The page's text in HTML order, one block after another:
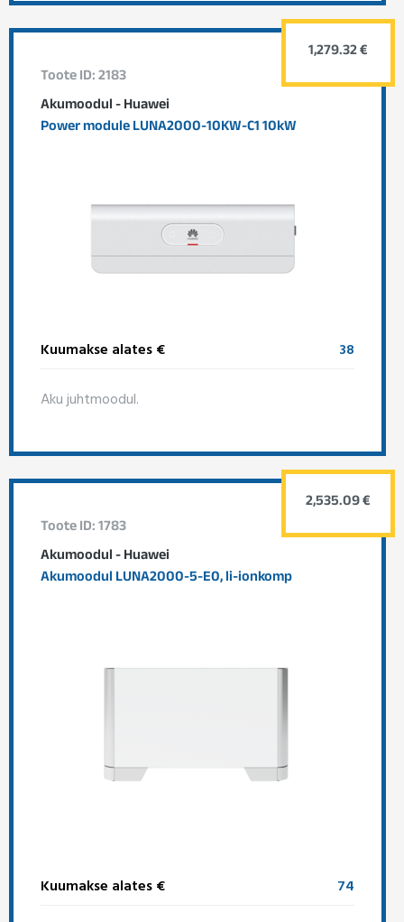
Toote ID: 2183
Akumoodul - Huawei
Power module LUNA2000-10KW-C1 10kW
Kuumakse alates € 38
Aku juhtmoodul.
1,279.32 €
Toote ID: 1783
Akumoodul - Huawei
Akumoodul LUNA2000-5-E0, li-ionkomp
Kuumakse alates € 74
2,535.09 €